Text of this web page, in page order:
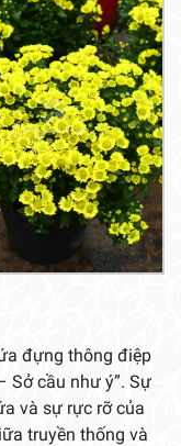
đựng thông điệp
Sở cầu như ý”. Sự
và sự rực rỡ của
truyền thống và